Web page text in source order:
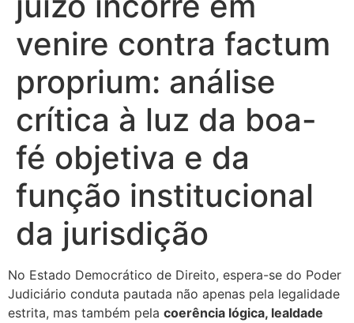
venire contra factum
proprium: análise
crítica à luz da boa-
fé objetiva e da
função institucional
da jurisdição
No Estado Democrático de Direito, espera-se do Poder
Judiciário conduta pautada não apenas pela legalidade
estrita, mas também pela coerência lógica, lealdade